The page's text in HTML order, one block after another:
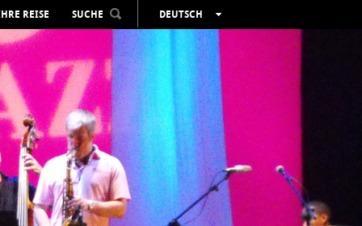
REISE SUCHE
DEUTSCH
ESPAÑOL
VALENCIÀ
ENGLISH
FRANÇAIS
РУССКИЙ